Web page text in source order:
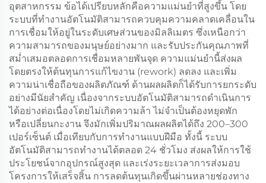
อุตสาหกรรม ข้อได้เปรียบหลักคือความแม่นยำที่สูงขึ้น โดย
ระบบที่ทำงานอัตโนมัติสามารถควบคุมความคลาดเคลื่อนใน
การเชื่อมให้อยู่ในระดับเศษส่วนของมิลลิเมตร ซึ่งเหนือกว่า
ความสามารถของมนุษย์อย่างมาก และรับประกันคุณภาพที่
สม่ำเสมอตลอดการเชื่อมหลายพันจุด ความแม่นยำนี้ส่งผล
โดยตรงให้ต้นทุนการแก้ไขงาน (rework) ลดลง และเพิ่ม
ความน่าเชื่อถือของผลิตภัณฑ์ ด้านผลผลิตก็ได้รับการยกระดับ
อย่างมีนัยสำคัญ เนื่องจากระบบอัตโนมัติสามารถดำเนินการ
ได้อย่างต่อเนื่องโดยไม่เกิดความล้า ไม่จำเป็นต้องหยุดพัก
หรือเปลี่ยนกะงาน จึงมักเพิ่มปริมาณผลผลิตได้ถึง 200–300
เปอร์เซ็นต์ เมื่อเทียบกับการทำงานแบบฝีมือ ทั้งนี้ ระบบ
อัตโนมัติสามารถทำงานได้ตลอด 24 ชั่วโมง ส่งผลให้การใช้
ประโยชน์จากอุปกรณ์สูงสุด และเร่งระยะเวลาการส่งมอบ
โครงการให้เสร็จสิ้น การลดต้นทุนเกิดขึ้นผ่านหลายช่องทาง